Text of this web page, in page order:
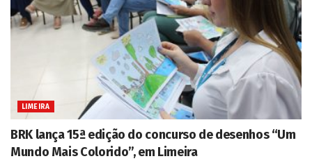
LIMEIRA
BRK lança 15ª edição do concurso de desenhos “Um
Mundo Mais Colorido”, em Limeira